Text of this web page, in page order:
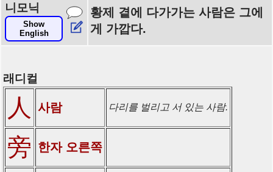
니모닉
Show
English
황제 곁에 다가가는 사람은 그에
게 가깝다.
래디컬
人 사람 다리를 벌리고 서 있는 사람.
旁 한자 오른쪽